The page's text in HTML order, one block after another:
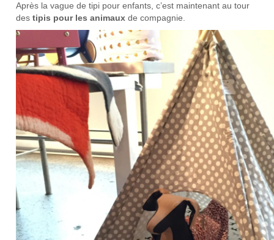
Après la vague de tipi pour enfants, c’est maintenant au tour
des tipis pour les animaux de compagnie.